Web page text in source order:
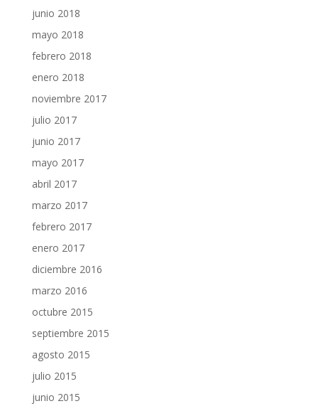
junio 2018
mayo 2018
febrero 2018
enero 2018
noviembre 2017
julio 2017
junio 2017
mayo 2017
abril 2017
marzo 2017
febrero 2017
enero 2017
diciembre 2016
marzo 2016
octubre 2015
septiembre 2015
agosto 2015
julio 2015
junio 2015